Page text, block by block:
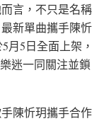
言，不只是名稱
新單曲攜手陳忻
月5日全面上架，
迷一同關注並鎖
陳忻玥攜手合作